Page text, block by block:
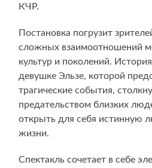
КЧР.
Постановка погрузит
сложных взаимоотношений
культур и поколений.
девушке Эльзе, которой
трагические события,
предательством близких
открыть для себя истинную
жизни.
Спектакль сочетает в себе